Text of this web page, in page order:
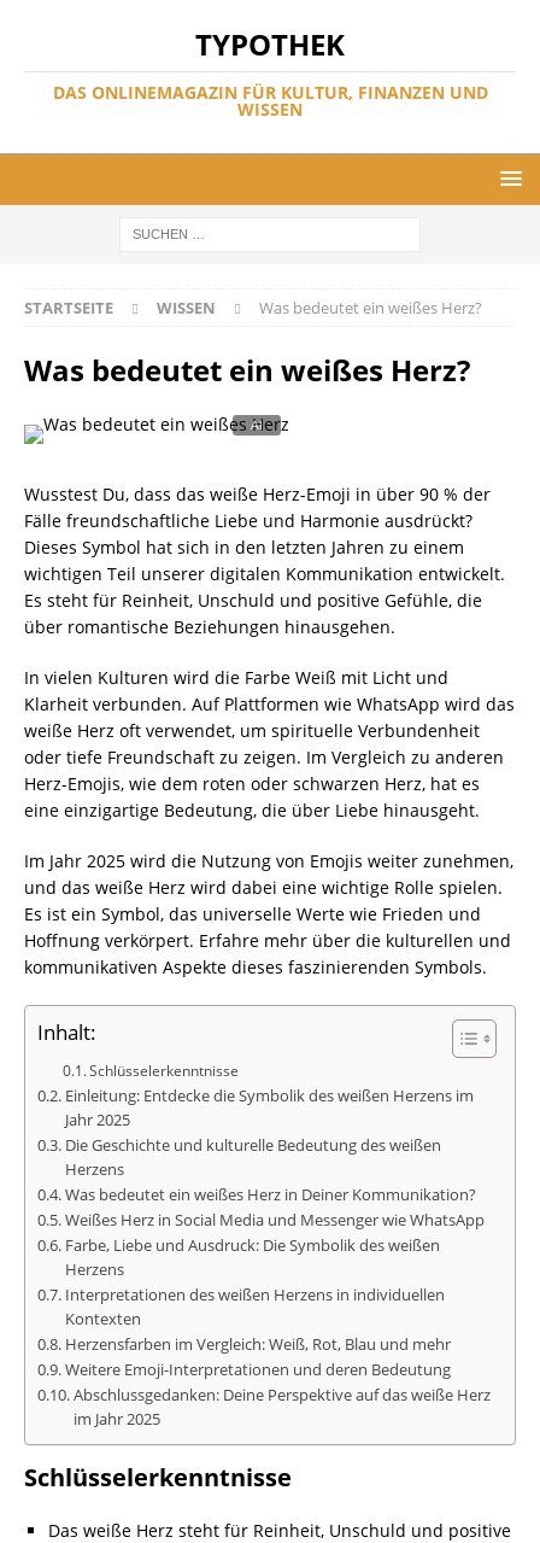
TYPOTHEK
DAS ONLINEMAGAZIN FÜR KULTUR, FINANZEN UND
WISSEN
STARTSEITE WISSEN Was bedeutet ein weißes Herz?
Was bedeutet ein weißes Herz?
Wusstest Du, dass das weiße Herz-Emoji in über 90 % der
Fälle freundschaftliche Liebe und Harmonie ausdrückt?
Dieses Symbol hat sich in den letzten Jahren zu einem
wichtigen Teil unserer digitalen Kommunikation entwickelt.
Es steht für Reinheit, Unschuld und positive Gefühle, die
über romantische Beziehungen hinausgehen.
In vielen Kulturen wird die Farbe Weiß mit Licht und
Klarheit verbunden. Auf Plattformen wie WhatsApp wird das
weiße Herz oft verwendet, um spirituelle Verbundenheit
oder tiefe Freundschaft zu zeigen. Im Vergleich zu anderen
Herz-Emojis, wie dem roten oder schwarzen Herz, hat es
eine einzigartige Bedeutung, die über Liebe hinausgeht.
Im Jahr 2025 wird die Nutzung von Emojis weiter zunehmen,
und das weiße Herz wird dabei eine wichtige Rolle spielen.
Es ist ein Symbol, das universelle Werte wie Frieden und
Hoffnung verkörpert. Erfahre mehr über die kulturellen und
kommunikativen Aspekte dieses faszinierenden Symbols.
Inhalt:
Schlüsselerkenntnisse
Einleitung: Entdecke die Symbolik des weißen Herzens im
Jahr 2025
Die Geschichte und kulturelle Bedeutung des weißen
Herzens
Was bedeutet ein weißes Herz in Deiner Kommunikation?
Weißes Herz in Social Media und Messenger wie WhatsApp
Farbe, Liebe und Ausdruck: Die Symbolik des weißen
Herzens
Interpretationen des weißen Herzens in individuellen
Kontexten
Herzensfarben im Vergleich: Weiß, Rot, Blau und mehr
Weitere Emoji-Interpretationen und deren Bedeutung
Abschlussgedanken: Deine Perspektive auf das weiße Herz
im Jahr 2025
Schlüsselerkenntnisse
Das weiße Herz steht für Reinheit, Unschuld und positive